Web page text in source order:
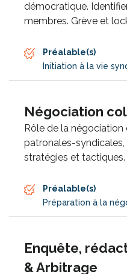
démocratique.
membres. Grève et
Préalable(s)
Initiation à la vie
Négociation
Rôle de la négociation
patronales-syndicales,
stratégies et tactiques.
Préalable(s)
Préparation à la
Enquête,
& Arbitrage